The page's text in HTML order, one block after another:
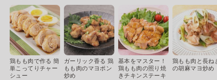
鶏もも肉で作る 簡
単こってりチャー
シュー
ガーリック香る 鶏
もも肉のマヨポン
炒め
基本をマスター！
鶏もも肉の照り焼
きチキンステーキ
鶏もも肉と長ね
の胡麻マヨ炒め